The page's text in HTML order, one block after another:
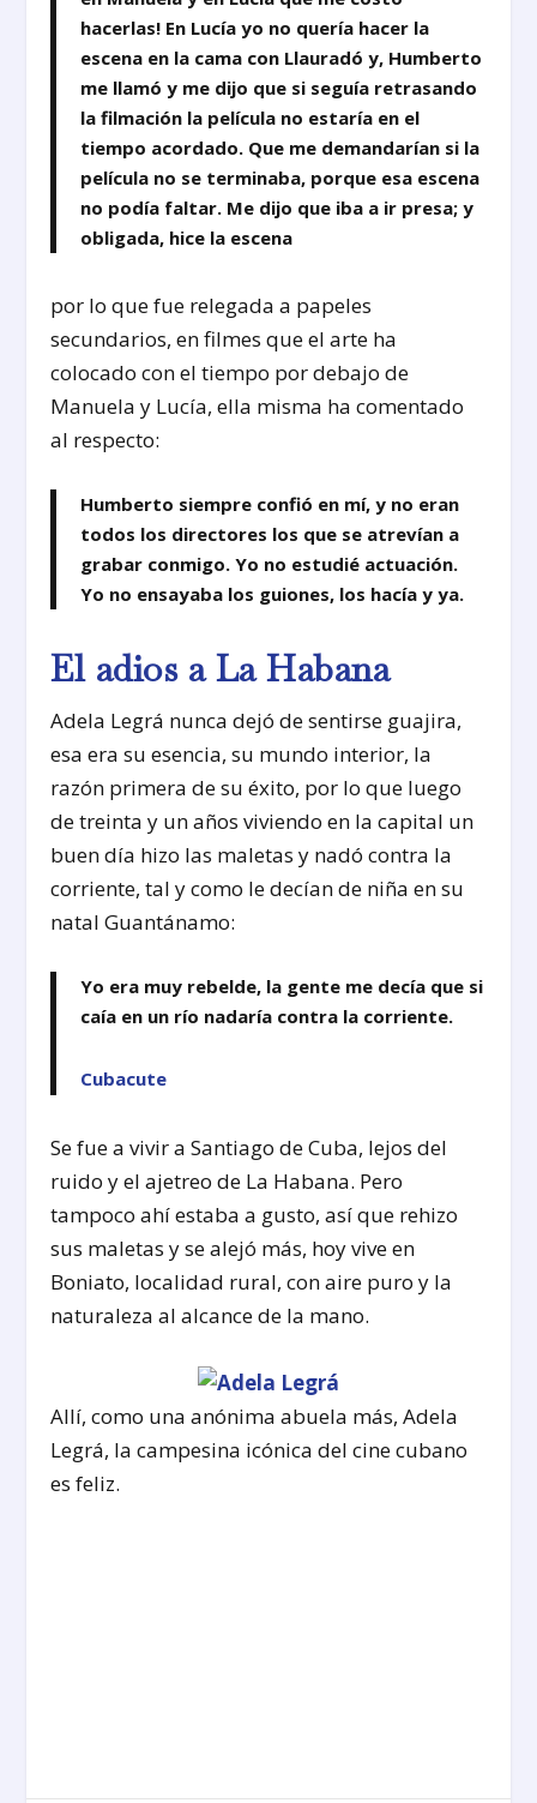
hacerlas! En Lucía yo no quería hacer la
escena en la cama con Llauradó y, Humberto
me llamó y me dijo que si seguía retrasando
la filmación la película no estaría en el
tiempo acordado. Que me demandarían si la
película no se terminaba, porque esa escena
no podía faltar. Me dijo que iba a ir presa; y
obligada, hice la escena
por lo que fue relegada a papeles
secundarios, en filmes que el arte ha
colocado con el tiempo por debajo de
Manuela y Lucía, ella misma ha comentado
al respecto:
Humberto siempre confió en mí, y no eran
todos los directores los que se atrevían a
grabar conmigo. Yo no estudié actuación.
Yo no ensayaba los guiones, los hacía y ya.
El adios a La Habana
Adela Legrá nunca dejó de sentirse guajira,
esa era su esencia, su mundo interior, la
razón primera de su éxito, por lo que luego
de treinta y un años viviendo en la capital un
buen día hizo las maletas y nadó contra la
corriente, tal y como le decían de niña en su
natal Guantánamo:
Yo era muy rebelde, la gente me decía que si
caía en un río nadaría contra la corriente.
Cubacute
Se fue a vivir a Santiago de Cuba, lejos del
ruido y el ajetreo de La Habana. Pero
tampoco ahí estaba a gusto, así que rehizo
sus maletas y se alejó más, hoy vive en
Boniato, localidad rural, con aire puro y la
naturaleza al alcance de la mano.
Allí, como una anónima abuela más, Adela
Legrá, la campesina icónica del cine cubano
es feliz.